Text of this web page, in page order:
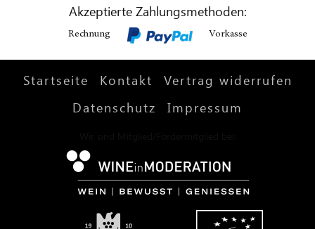
Akzeptierte Zahlungsmethoden:
Rechnung Vorkasse
Startseite Kontakt
Vertrag widerrufen
Datenschutz
Impressum